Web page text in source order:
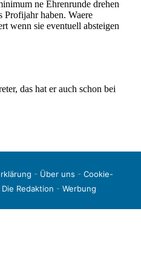
- Über uns - Cookie-
Die Redaktion - Werbung